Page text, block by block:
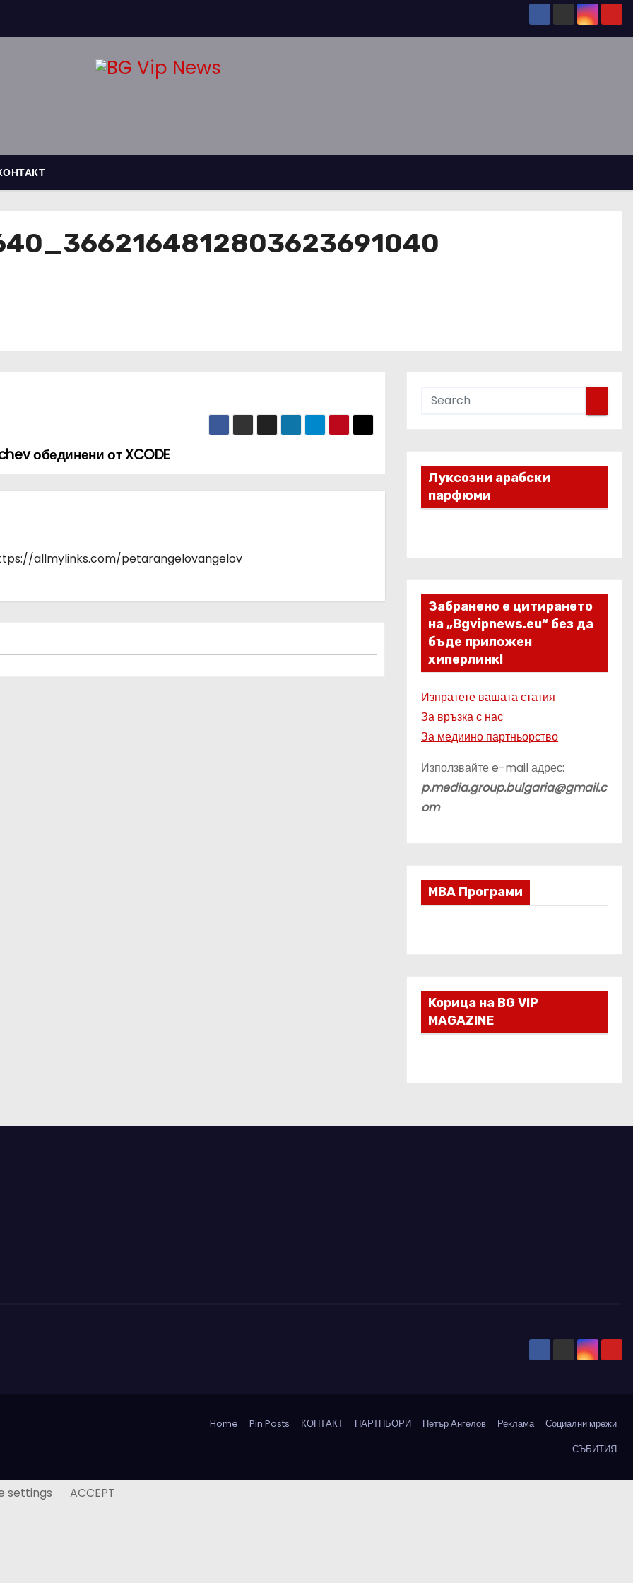
обединени от XCODE
https://allmylinks.com/petarangelovangelov
Луксозни арабски
парфюми
Забранено е цитирането
на „Bgvipnews.eu“ без да
бъде приложен
хиперлинк!
Изпратете вашата статия
За връзка с нас
За медиино партньорство
Използвайте e-mail адрес:
p.media.group.bulgaria@gmail.c
om
МВА Програми
Корица на BG VIP
MAGAZINE
Home Pin Posts КОНТАКТ ПАРТНЬОРИ Петър Ангелов Реклама
Социални мрежи
СЪБИТИЯ
settings ACCEPT